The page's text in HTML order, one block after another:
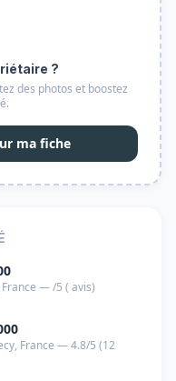
?
des photos et boostez
ma fiche
France — /5 ( avis)
France — 4.8/5 (12